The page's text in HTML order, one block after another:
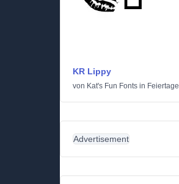
KR Lippy
von Kat's Fun Fonts in Feiertage
Advertisement